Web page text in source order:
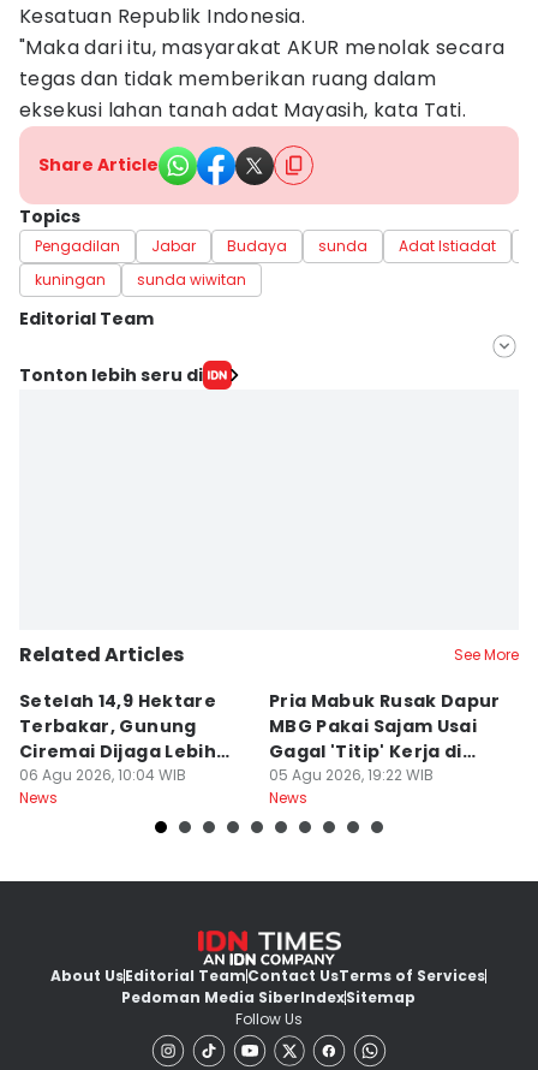
Kesatuan Republik Indonesia.
"Maka dari itu, masyarakat AKUR menolak secara
tegas dan tidak memberikan ruang dalam
eksekusi lahan tanah adat Mayasih, kata Tati.
Share Article
Topics
Pengadilan Jabar Budaya sunda Adat Istiadat
kuningan
sunda wiwitan
Editorial Team
Editor
Tonton lebih seru di
Related Articles See More
Setelah 14,9 Hektare
Terbakar, Gunung
Ciremai Dijaga Lebih
Ketat
06 Agu 2026, 10:04 WIB
News
Pria Mabuk Rusak Dapur
MBG Pakai Sajam Usai
Gagal 'Titip' Kerja di
Sukabumi
05 Agu 2026, 19:22 WIB
News
About UsEditorial TeamContact UsTerms of Services
Pedoman Media SiberIndexSitemap
Follow Us